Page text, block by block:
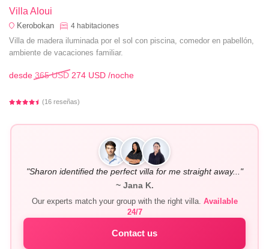
Villa Aloui
Kerobokan 4 habitaciones
Villa de madera iluminada por el sol con piscina, comedor en pabellón,
ambiente de vacaciones familiar.
desde 365 USD 274 USD /noche
(16 reseñas)
"Sharon identified the perfect villa for me straight away..."
~ Jana K.
Our experts match your group with the right villa. Available
24/7
Contact us